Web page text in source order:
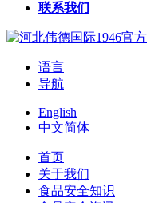
联系我们
语言
导航
English
中文简体
首页
关于我们
食品安全知识